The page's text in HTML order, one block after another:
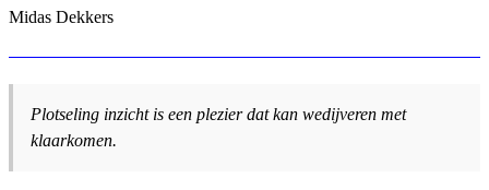
Midas Dekkers
Plotseling inzicht is een plezier dat kan wedijveren met
klaarkomen.